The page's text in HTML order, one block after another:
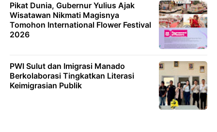
Pikat Dunia, Gubernur Yulius Ajak
Wisatawan Nikmati Magisnya
Tomohon International Flower Festival
2026
PWI Sulut dan Imigrasi Manado
Berkolaborasi Tingkatkan Literasi
Keimigrasian Publik